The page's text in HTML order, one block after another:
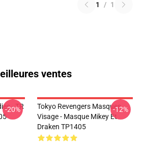
1 / 1
ventes
- TR
-20%
Tokyo Revengers Masques
Visage - Masque Mikey Et
Draken TP1405
-12%